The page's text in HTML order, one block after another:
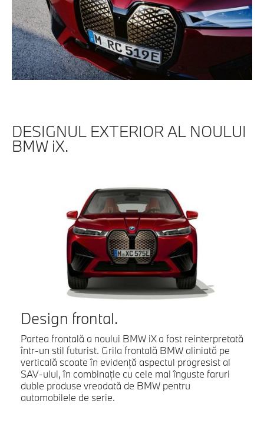
DESIGNUL EXTERIOR AL NOULUI
BMW iX.
Design frontal.
Partea frontală a noului BMW iX a fost reinterpretată
într-un stil futurist. Grila frontală BMW aliniată pe
verticală scoate în evidenţă aspectul progresist al
SAV-ului, în combinaţie cu cele mai înguste faruri
duble produse vreodată de BMW pentru
automobilele de serie.